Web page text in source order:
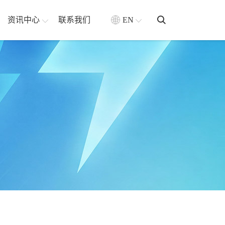
资讯中心 联系我们 EN